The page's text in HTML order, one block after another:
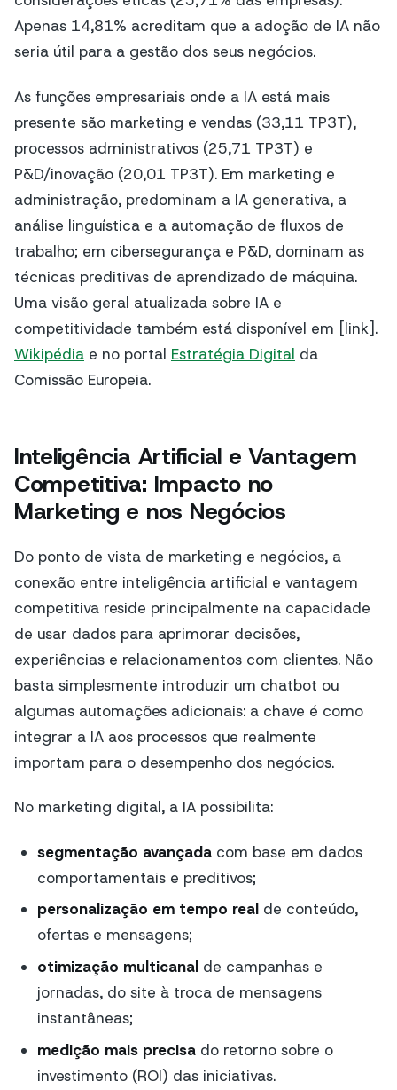
Apenas 14,81% acreditam que a adoção de IA não
seria útil para a gestão dos seus negócios.
As funções empresariais onde a IA está mais
presente são marketing e vendas (33,11 TP3T),
processos administrativos (25,71 TP3T) e
P&D/inovação (20,01 TP3T). Em marketing e
administração, predominam a IA generativa, a
análise linguística e a automação de fluxos de
trabalho; em cibersegurança e P&D, dominam as
técnicas preditivas de aprendizado de máquina.
Uma visão geral atualizada sobre IA e
competitividade também está disponível em [link].
Wikipédia e no portal Estratégia Digital da
Comissão Europeia.
Inteligência Artificial e Vantagem
Competitiva: Impacto no
Marketing e nos Negócios
Do ponto de vista de marketing e negócios, a
conexão entre inteligência artificial e vantagem
competitiva reside principalmente na capacidade
de usar dados para aprimorar decisões,
experiências e relacionamentos com clientes. Não
basta simplesmente introduzir um chatbot ou
algumas automações adicionais: a chave é como
integrar a IA aos processos que realmente
importam para o desempenho dos negócios.
No marketing digital, a IA possibilita:
segmentação avançadacom base em dados
comportamentais e preditivos;
personalização em tempo realde conteúdo,
ofertas e mensagens;
otimização multicanalde campanhas e
jornadas, do site à troca de mensagens
instantâneas;
medição mais precisado retorno sobre o
investimento (ROI) das iniciativas.